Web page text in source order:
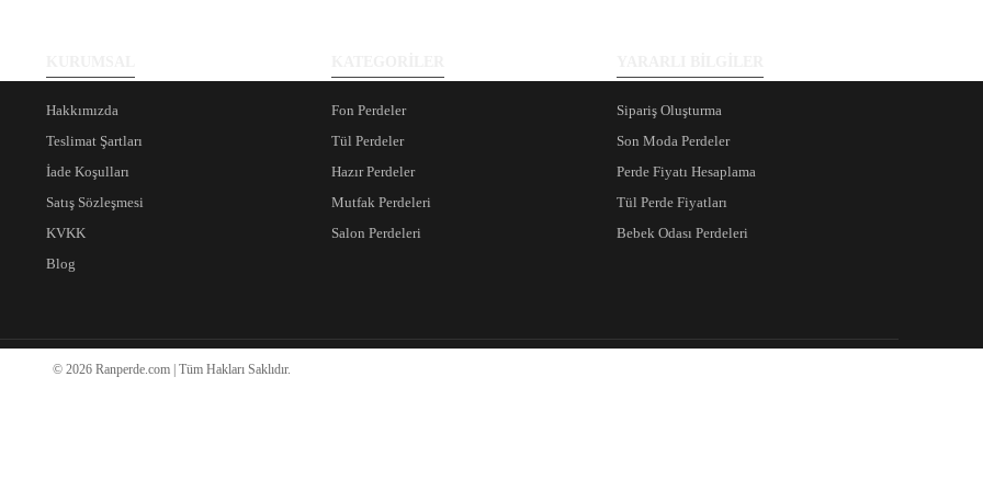
Hakkımızda
Teslimat Şartları
İade Koşulları
Satış Sözleşmesi
KVKK
Blog
Fon Perdeler
Tül Perdeler
Hazır Perdeler
Mutfak Perdeleri
Salon Perdeleri
Sipariş Oluşturma
Son Moda Perdeler
Perde Fiyatı Hesaplama
Tül Perde Fiyatları
Bebek Odası Perdeleri
© 2026 Ranperde.com | Tüm Hakları Saklıdır.